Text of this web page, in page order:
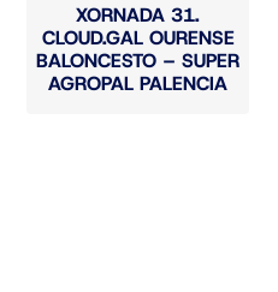
XORNADA 31.
CLOUD.GAL OURENSE
BALONCESTO – SUPER
AGROPAL PALENCIA